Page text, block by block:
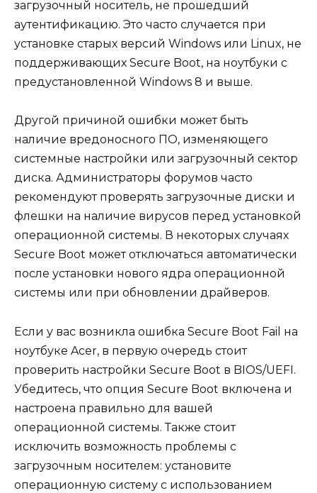
загрузочный носитель, не прошедший
аутентификацию. Это часто случается при
установке старых версий Windows или Linux, не
поддерживающих Secure Boot, на ноутбуки с
предустановленной Windows 8 и выше.
Другой причиной ошибки может быть
наличие вредоносного ПО, изменяющего
системные настройки или загрузочный сектор
диска. Администраторы форумов часто
рекомендуют проверять загрузочные диски и
флешки на наличие вирусов перед установкой
операционной системы. В некоторых случаях
Secure Boot может отключаться автоматически
после установки нового ядра операционной
системы или при обновлении драйверов.
Если у вас возникла ошибка Secure Boot Fail на
ноутбуке Acer, в первую очередь стоит
проверить настройки Secure Boot в BIOS/UEFI.
Убедитесь, что опция Secure Boot включена и
настроена правильно для вашей
операционной системы. Также стоит
исключить возможность проблемы с
загрузочным носителем: установите
операционную систему с использованием